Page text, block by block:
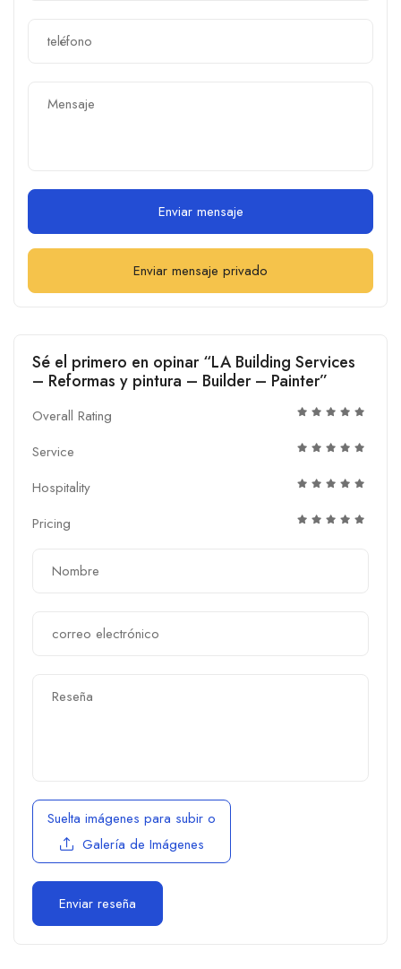
Enviar mensaje
Enviar mensaje privado
Sé el primero en opinar “LA Building Services
– Reformas y pintura – Builder – Painter”
Overall Rating
Service
Hospitality
Pricing
Suelta imágenes para subir o
Galería de Imágenes